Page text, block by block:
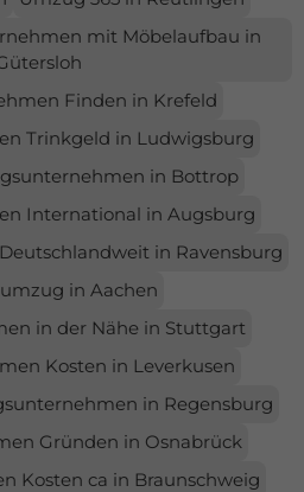
mit Möbelaufbau in
Finden in Krefeld
Trinkgeld in Ludwigsburg
in Bottrop
International in Augsburg
in Ravensburg
in Aachen
in der Nähe in Stuttgart
Kosten in Leverkusen
in Regensburg
Gründen in Osnabrück
Kosten ca in Braunschweig